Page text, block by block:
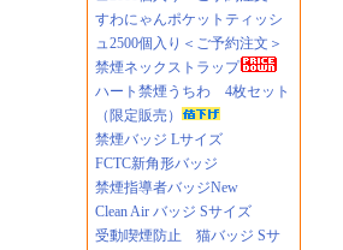
すわにゃんポケットティッシ
ュ2500個入り＜ご予約注文＞
禁煙ネックストラップ
ハート禁煙うちわ 4枚セット
（限定販売）
禁煙バッジ Lサイズ
FCTC新角形バッジ
禁煙指導者バッジNew
Clean Air バッジ Sサイズ
受動喫煙防止 猫バッジ Sサ